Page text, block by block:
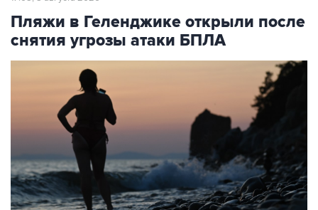
Пляжи в Геленджике открыли после
снятия угрозы атаки БПЛА